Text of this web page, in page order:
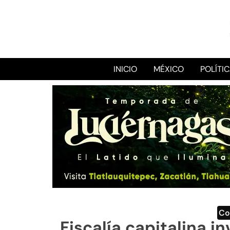
INICIO MÉXICO